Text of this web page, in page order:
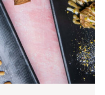
add_circle_outline הגדלת גופן
spellcheck גופן קריא
brightness_high ניגודיות בהירה